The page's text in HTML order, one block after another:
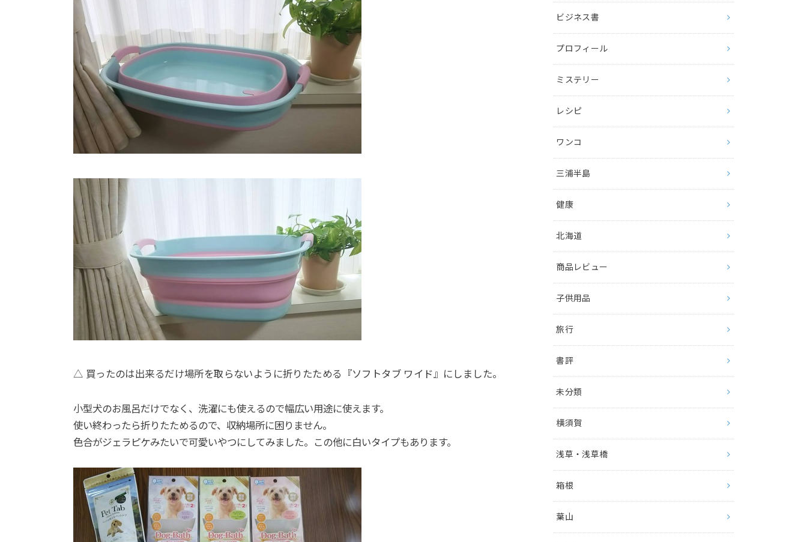
△ 買ったのは出来るだけ場所を取らないように折りたためる『ソフトタブ ワイド』にしました。
小型犬のお風呂だけでなく、洗濯にも使えるので幅広い用途に使えます。
使い終わったら折りたためるので、収納場所に困りません。
色合がジェラピケみたいで可愛いやつにしてみました。この他に白いタイプもあります。
ビジネス書
プロフィール
ミステリー
レシピ
ワンコ
三浦半島
健康
北海道
商品レビュー
子供用品
旅行
書評
未分類
横須賀
浅草・浅草橋
箱根
葉山